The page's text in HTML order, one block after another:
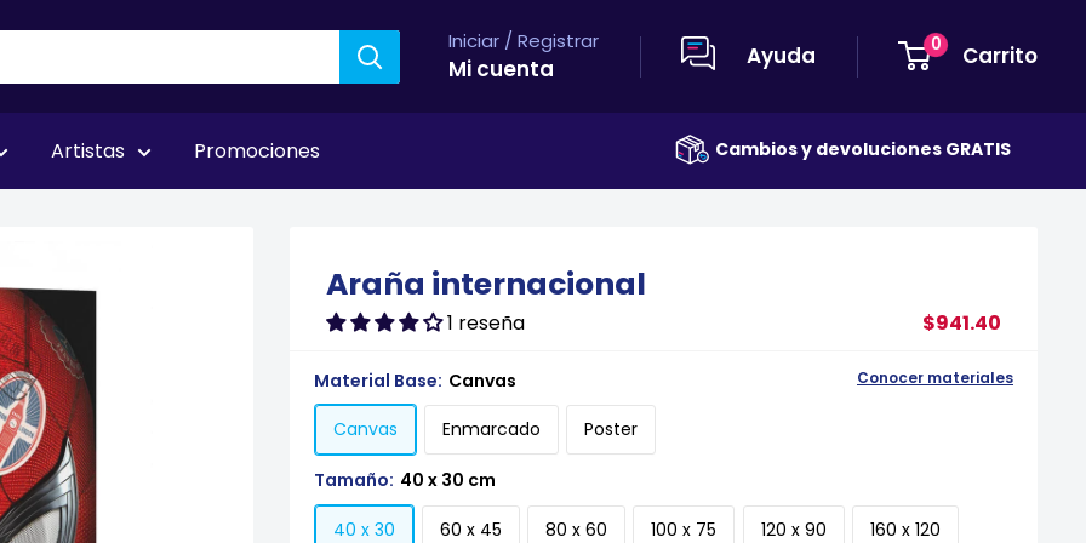
Iniciar / Registrar
Mi cuenta Ayuda 0 Carrito
Artistas Promociones Cambios y devoluciones GRATIS
Envío GRATIS
Araña internacional
1 reseña $941.40
Material Base: Canvas Conocer materiales
Canvas Enmarcado Poster
Tamaño: 40 x 30 cm
40 x 30 60 x 45 80 x 60 100 x 75 120 x 90 160 x 120